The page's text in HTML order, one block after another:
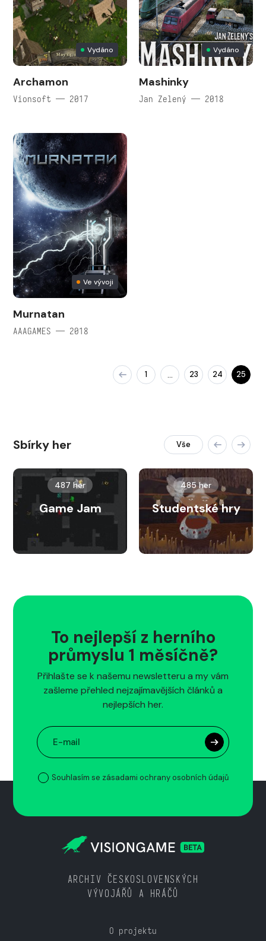
Vydáno
Archamon
Vionsoft — 2017
Vydáno
Mashinky
Jan Zelený — 2018
Ve vývoji
Murnatan
AAAGAMES — 2018
1 … 23 24 25
Sbírky her Vše
487 her
Game Jam
485 her
Studentské hry
To nejlepší z herního
průmyslu 1 měsíčně?
Přihlašte se k našemu newsletteru a my vám
zašleme přehled nejzajímavějších článků a
nejlepších her.
Souhlasím se zásadami ochrany osobních údajů
ARCHIV ČESKOSLOVENSKÝCH
VÝVOJÁŘŮ A HRÁČŮ
O projektu